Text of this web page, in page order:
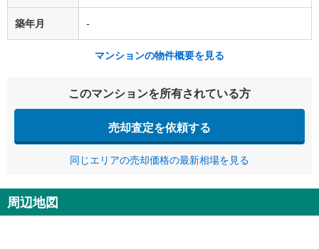
築年月 -
マンションの物件概要を見る
このマンションを所有されている方
売却査定を依頼する
同じエリアの売却価格の最新相場を見る
周辺地図